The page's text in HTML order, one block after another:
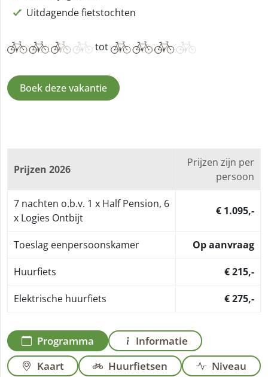
Uitdagende fietstochten
tot
Boek deze vakantie
Prijzen 2026
Prijzen zijn per
persoon
7 nachten o.b.v. 1 x Half Pension, 6
x Logies Ontbijt
€ 1.095,-
Toeslag eenpersoonskamer Op aanvraag
Huurfiets € 215,-
Elektrische huurfiets € 275,-
Programma
Informatie
Kaart
Huurfietsen
Niveau